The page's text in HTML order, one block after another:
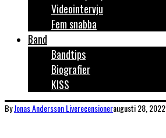
Videointervju
Fem snabba
Band
Bandtips
Biografier
KISS
ByJonas AnderssonLiverecensioneraugusti 28, 2022